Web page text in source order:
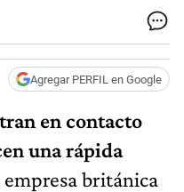
Agregar PERFIL en Google
en contacto
una rápida
británica